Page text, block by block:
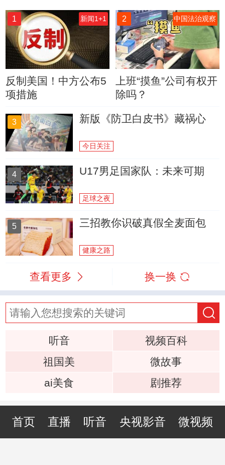
1 新闻1+1
反制美国！中方公布5
项措施
2 中国法治观察
上班“摸鱼”公司有权开
除吗？
3 新版《防卫白皮书》藏祸心
今日关注
4 U17男足国家队：未来可期
足球之夜
5 三招教你识破真假全麦面包
健康之路
查看更多 换一换
听音
视频百科
祖国美
微故事
ai美食
剧推荐
首页 直播 听音 央视影音 微视频